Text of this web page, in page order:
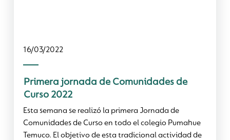
16/03/2022
Primera jornada de Comunidades de
Curso 2022
Esta semana se realizó la primera Jornada de
Comunidades de Curso en todo el colegio Pumahue
Temuco. El objetivo de esta tradicional actividad de